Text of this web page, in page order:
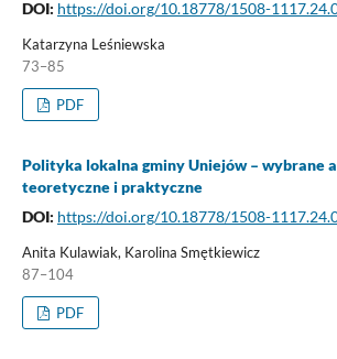
DOI: https://doi.org/10.18778/1508-
Katarzyna Leśniewska
73–85
PDF
Polityka lokalna gminy Uniejów – wybrane
teoretyczne i praktyczne
DOI: https://doi.org/10.18778/1508-
Anita Kulawiak, Karolina Smętkiewicz
87–104
PDF